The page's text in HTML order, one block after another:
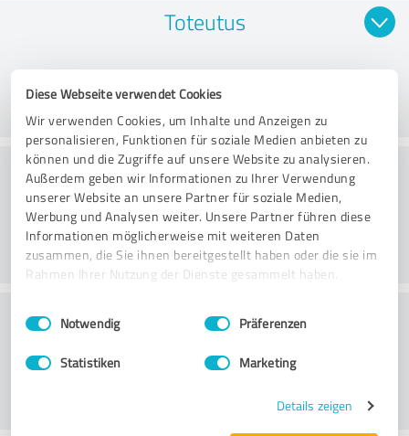
Diese Webseite verwendet Cookies
Wir verwenden Cookies, um Inhalte und Anzeigen zu
personalisieren, Funktionen für soziale Medien anbieten zu
können und die Zugriffe auf unsere Website zu analysieren.
Außerdem geben wir Informationen zu Ihrer Verwendung
unserer Website an unsere Partner für soziale Medien,
Werbung und Analysen weiter. Unsere Partner führen diese
Informationen möglicherweise mit weiteren Daten
zusammen, die Sie ihnen bereitgestellt haben oder die sie im
Rahmen Ihrer Nutzung der Dienste gesammelt haben.
Impressum Datenschutzbestimmungen
Einwilligungsauswahl
Notwendig Präferenzen
Statistiken Marketing
Details zeigen
Toteutus
Konsultointi
Asiakaspalvelu